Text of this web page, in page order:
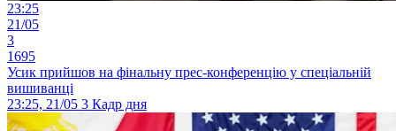
23:25
21/05
3
1695
Усик прийшов на фінальну прес-конференцію у спеціальній
вишиванці
23:25, 21/05 3 Кадр дня